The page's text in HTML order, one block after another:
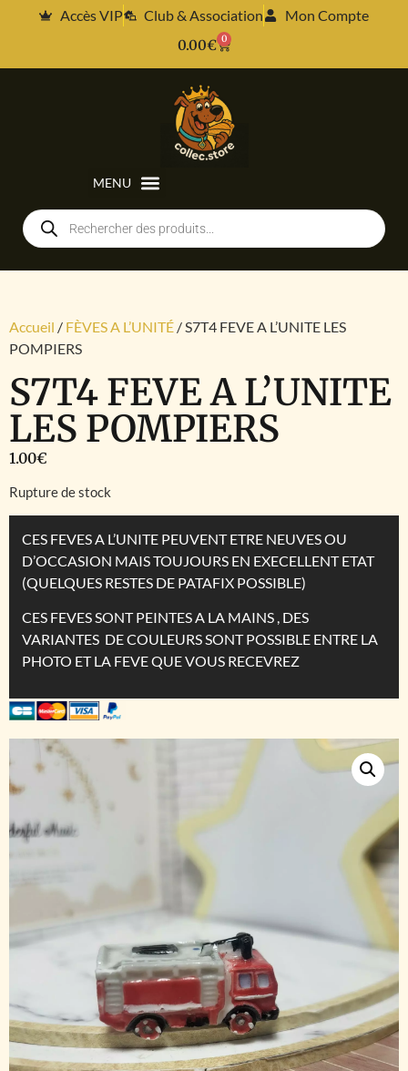
Accès VIP Club & Association
Mon Compte
0.00€ 0
Accueil / FÈVES A L’UNITÉ / S7T4 FEVE A L’UNITE LES
POMPIERS
S7T4 FEVE A L’UNITE
LES POMPIERS
1.00€
Rupture de stock
CES FEVES A L’UNITE PEUVENT ETRE NEUVES OU
D’OCCASION MAIS TOUJOURS EN EXECELLENT ETAT
(QUELQUES RESTES DE PATAFIX POSSIBLE)
CES FEVES SONT PEINTES A LA MAINS , DES
VARIANTES DE COULEURS SONT POSSIBLE ENTRE LA
PHOTO ET LA FEVE QUE VOUS RECEVREZ